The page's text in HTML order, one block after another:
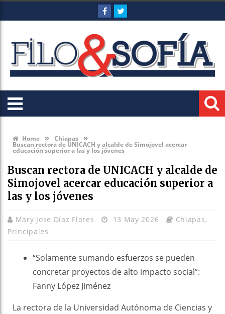
Home » Chiapas »
Buscan rectora de UNICACH y alcalde de Simojovel acercar
educación superior a las y los jóvenes
Buscan rectora de UNICACH y alcalde de
Simojovel acercar educación superior a
las y los jóvenes
Mary Jose Díaz Flores 13 May 2026 Chiapas,
Principales
“Solamente sumando esfuerzos se pueden
concretar proyectos de alto impacto social”:
Fanny López Jiménez
La rectora de la Universidad Autónoma de Ciencias y